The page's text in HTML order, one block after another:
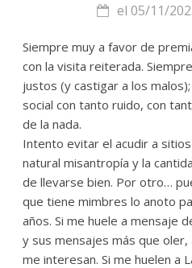
el 05/11/
Siempre muy a favor de
con la visita reiterada.
justos (y castigar a los
social con tanto ruido, con
de la nada.
Intento evitar el acudir a
natural misantropía y la
de llevarse bien. Por otro…
que tiene mimbres lo anoto
años. Si me huele a mensaje
y sus mensajes más que
me interesan. Si me huelen a